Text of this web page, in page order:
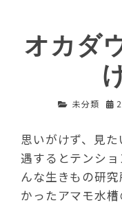
オカダ
未分類
思いがけず、見
遇するとテンシ
んな生きもの研
かったアマモ水